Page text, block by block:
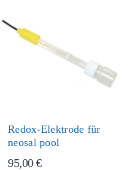
Redox-Elektrode für
neosal pool
95,00 €